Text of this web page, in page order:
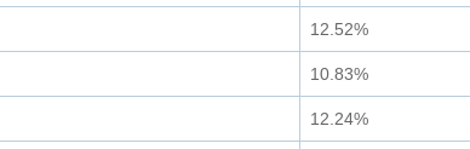
12.52%
10.83%
12.24%